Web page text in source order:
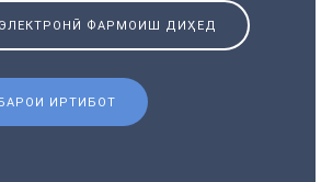
ФАРМОИШ ДИҲЕД
ИРТИБОТ